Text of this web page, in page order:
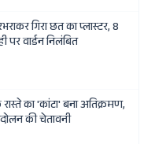
गिरा छत का प्लास्टर, 8
पर वार्डन निलंबित
का 'कांटा' बना अतिक्रमण,
की चेतावनी